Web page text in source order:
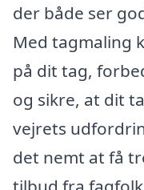
der både ser
Med tagmaling
på dit tag,
og sikre, at dit
vejrets
det nemt at få